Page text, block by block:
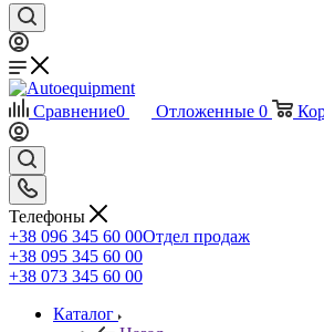
Сравнение0 Отложенные 0
Телефоны
+38 096 345 60 00Отдел продаж
+38 095 345 60 00
+38 073 345 60 00
Каталог